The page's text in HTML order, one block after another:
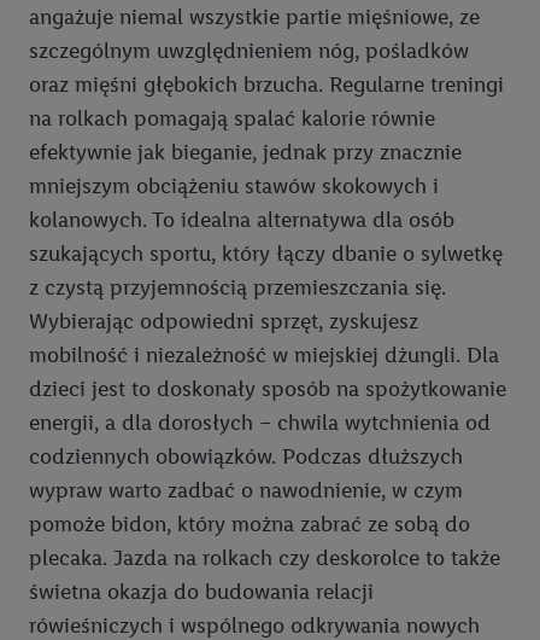
angażuje niemal wszystkie partie mięśniowe, ze
szczególnym uwzględnieniem nóg, pośladków
oraz mięśni głębokich brzucha. Regularne treningi
na rolkach pomagają spalać kalorie równie
efektywnie jak bieganie, jednak przy znacznie
mniejszym obciążeniu stawów skokowych i
kolanowych. To idealna alternatywa dla osób
szukających sportu, który łączy dbanie o sylwetkę
z czystą przyjemnością przemieszczania się.
Wybierając odpowiedni sprzęt, zyskujesz
mobilność i niezależność w miejskiej dżungli. Dla
dzieci jest to doskonały sposób na spożytkowanie
energii, a dla dorosłych – chwila wytchnienia od
codziennych obowiązków. Podczas dłuższych
wypraw warto zadbać o nawodnienie, w czym
pomoże bidon, który można zabrać ze sobą do
plecaka. Jazda na rolkach czy deskorolce to także
świetna okazja do budowania relacji
rówieśniczych i wspólnego odkrywania nowych